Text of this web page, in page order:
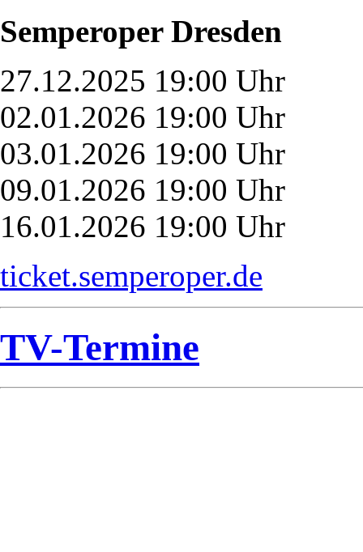
Semperoper Dresden
27.12.2025 19:00 Uhr
02.01.2026 19:00 Uhr
03.01.2026 19:00 Uhr
09.01.2026 19:00 Uhr
16.01.2026 19:00 Uhr
ticket.semperoper.de
TV-Termine